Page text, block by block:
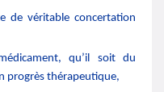
de véritable concertation
qu’il soit du
progrès thérapeutique,